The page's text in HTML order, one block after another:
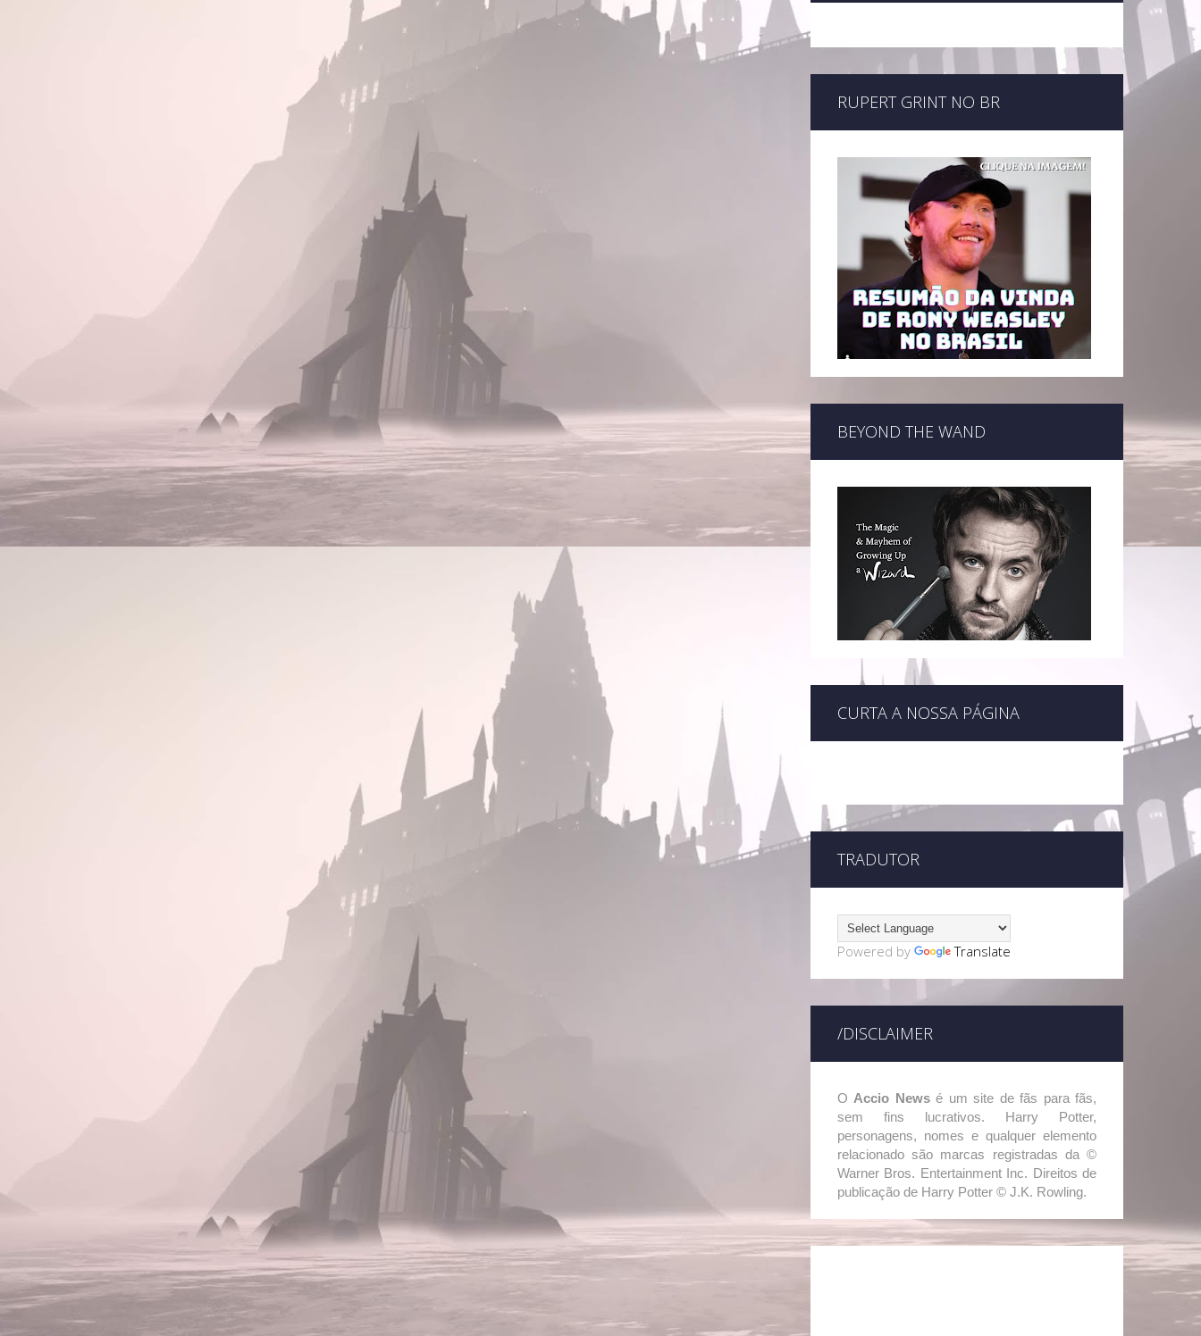
RUPERT GRINT NO BR
BEYOND THE WAND
CURTA A NOSSA PÁGINA
TRADUTOR
Powered by Translate
/DISCLAIMER
O Accio Newsé um site de fãs para fãs,
sem fins lucrativos. Harry Potter,
personagens, nomes e qualquer elemento
relacionado são marcas registradas da ©
Warner Bros. Entertainment Inc. Direitos de
publicação de Harry Potter © J.K. Rowling.